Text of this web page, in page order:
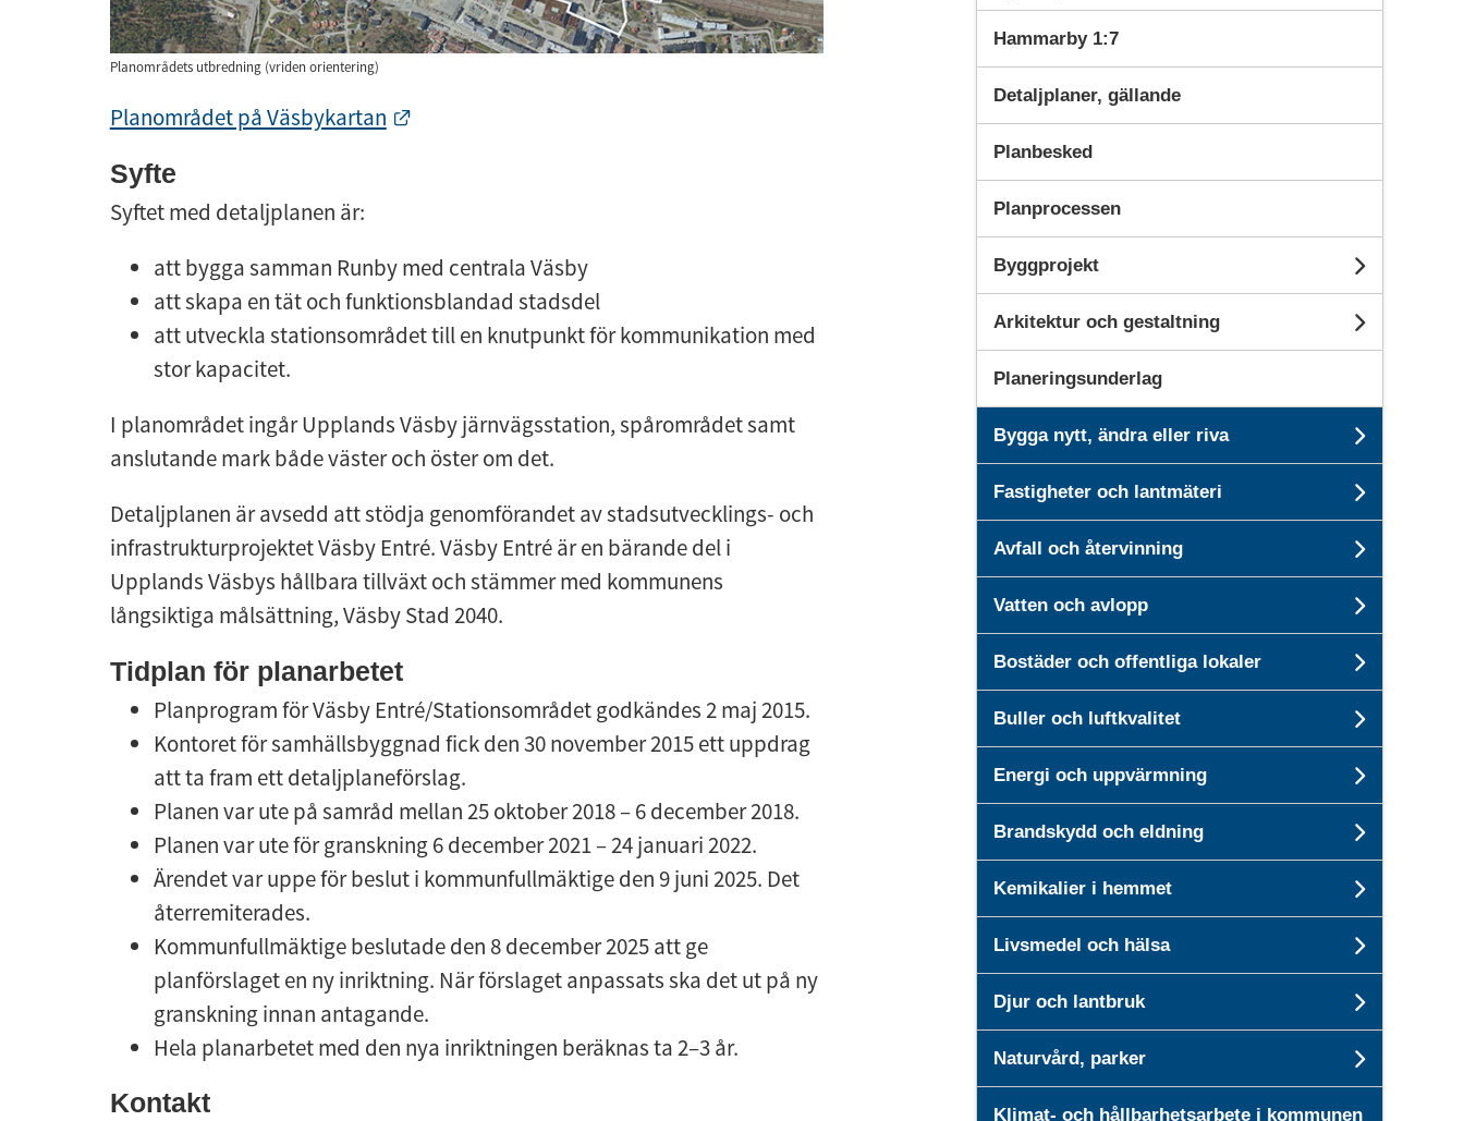
Planområdets utbredning (vriden orientering)
Planområdet på Väsbykartan
Syfte
Syftet med detaljplanen är:
att bygga samman Runby med centrala Väsby
att skapa en tät och funktionsblandad stadsdel
att utveckla stationsområdet till en knutpunkt för kommunikation med
stor kapacitet.
I planområdet ingår Upplands Väsby järnvägsstation, spårområdet samt
anslutande mark både väster och öster om det.
Detaljplanen är avsedd att stödja genomförandet av stadsutvecklings- och
infrastrukturprojektet Väsby Entré. Väsby Entré är en bärande del i
Upplands Väsbys hållbara tillväxt och stämmer med kommunens
långsiktiga målsättning, Väsby Stad 2040.
Tidplan för planarbetet
Planprogram för Väsby Entré/Stationsområdet godkändes 2 maj 2015.
Kontoret för samhällsbyggnad fick den 30 november 2015 ett uppdrag
att ta fram ett detaljplaneförslag.
Planen var ute på samråd mellan 25 oktober 2018 – 6 december 2018.
Planen var ute för granskning 6 december 2021 – 24 januari 2022.
Ärendet var uppe för beslut i kommunfullmäktige den 9 juni 2025. Det
återremiterades.
Kommunfullmäktige beslutade den 8 december 2025 att ge
planförslaget en ny inriktning. När förslaget anpassats ska det ut på ny
granskning innan antagande.
Hela planarbetet med den nya inriktningen beräknas ta 2–3 år.
Kontakt
Hammarby 1:7
Detaljplaner, gällande
Planbesked
Planprocessen
Byggprojekt
Arkitektur och gestaltning
Planeringsunderlag
Bygga nytt, ändra eller riva
Fastigheter och lantmäteri
Avfall och återvinning
Vatten och avlopp
Bostäder och offentliga lokaler
Buller och luftkvalitet
Energi och uppvärmning
Brandskydd och eldning
Kemikalier i hemmet
Livsmedel och hälsa
Djur och lantbruk
Naturvård, parker
Klimat- och hållbarhetsarbete i kommunen